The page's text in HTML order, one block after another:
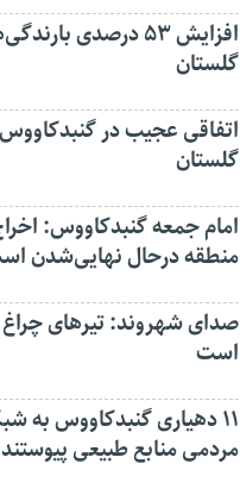
افزایش ۵۳ درصدی
گلستان
اتفاقی عجیب در‌
گلستان
امام جمعه گنبدکاووس:
منطقه درحال نهایی‌شدن
صدای شهروند: تیرهای
است
۱۱ دهیاری گنبدکاووس به
مردمی منابع طبیعی پیوستند